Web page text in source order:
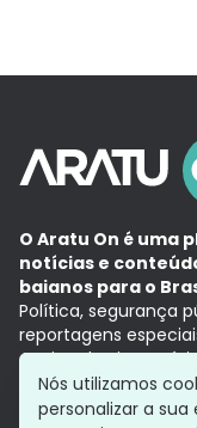
O Aratu On é uma
notícias e
baianos para o
Política, segurança
reportagens
Aqui, tudo vira
com a credibilidade
Grupo Aratu
Nós utilizamos
personalizar a